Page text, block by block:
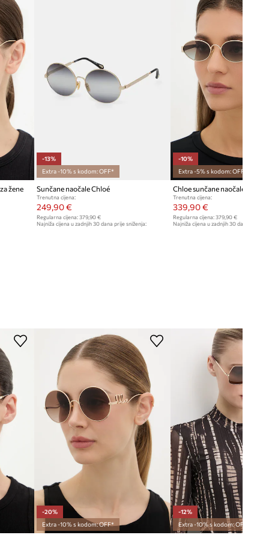
žene
-13%
Extra -10% s kodom: OFF*
Sunčane naočale Chloé
Trenutna cijena:
249,90 €
Regularna cijena:379,90 €
Najniža cijena u zadnjih 30 dana prije sniženja:
-10%
Extra -5% s kodom: OFF*
Chloe sunčane naočale za
Trenutna cijena:
339,90 €
Regularna cijena: 379,90 €
Najniža cijena u zadnjih 30 dana prije
-20%
Extra -10% s kodom: OFF*
-12%
Extra -10% s kodom: OFF*